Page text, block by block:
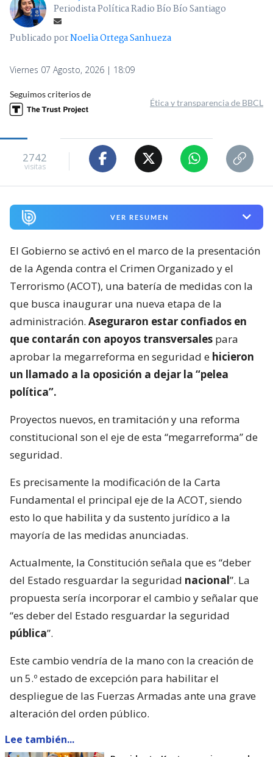
Periodista Política Radio Bío Bío Santiago
Publicado porNoelia Ortega Sanhueza
Viernes 07 Agosto, 2026 | 18:09
Seguimos criterios de
Ética y transparencia de BBCL
2742
visitas
VER RESUMEN
El Gobierno se activó en el marco de la presentación
de la Agenda contra el Crimen Organizado y el
Terrorismo (ACOT), una batería de medidas con la
que busca inaugurar una nueva etapa de la
administración. Aseguraron estar confiados en
que contarán con apoyos transversales para
aprobar la megarreforma en seguridad e hicieron
un llamado a la oposición a dejar la “pelea
política”.
Proyectos nuevos, en tramitación y una reforma
constitucional son el eje de esta “megarreforma” de
seguridad.
Es precisamente la modificación de la Carta
Fundamental el principal eje de la ACOT, siendo
esto lo que habilita y da sustento jurídico a la
mayoría de las medidas anunciadas.
Actualmente, la Constitución señala que es “deber
del Estado resguardar la seguridad nacional”. La
propuesta sería incorporar el cambio y señalar que
“es deber del Estado resguardar la seguridad
pública”.
Este cambio vendría de la mano con la creación de
un 5.º estado de excepción para habilitar el
despliegue de las Fuerzas Armadas ante una grave
alteración del orden público.
Lee también...